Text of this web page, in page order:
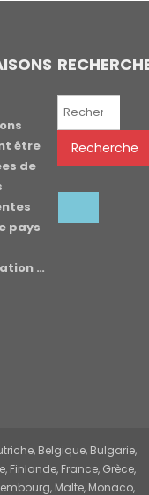
être
de
pays
…
Recherche
Recherche
Belgique, Bulgarie,
Finlande, France, Grèce,
Malte, Monaco,